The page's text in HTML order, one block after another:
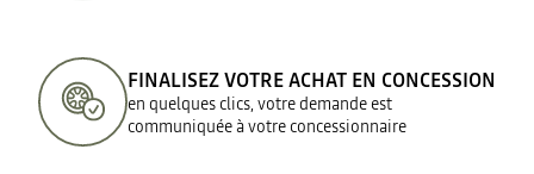
FINALISEZ VOTRE ACHAT EN CONCESSION
en quelques clics, votre demande est
communiquée à votre concessionnaire